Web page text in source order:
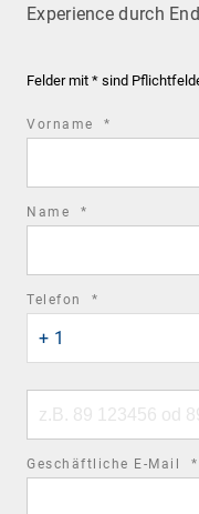
Experience durch
Felder mit * sind
Vorname *
Name *
Telefon *
country
code
+ 1
number
Geschäftliche E-Mail *